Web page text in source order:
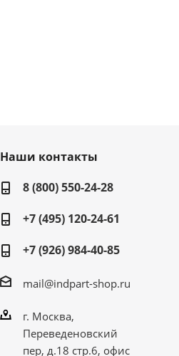
Наши контакты
8 (800) 550-24-28
+7 (495) 120-24-61
+7 (926) 984-40-85
mail@indpart-shop.ru
г. Москва,
Переведеновский
пер, д.18 стр.6, офис